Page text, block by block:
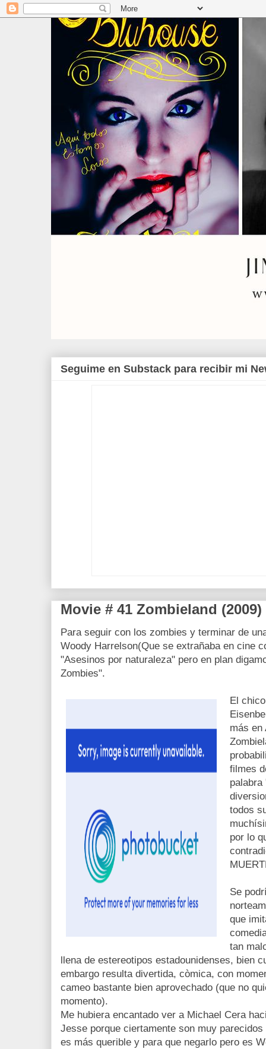
Seguime en Substack para recibir mi
Movie # 41 Zombieland (2009)
Para seguir con los zombies y terminar de
Woody Harrelson(Que se extrañaba en cine
"Asesinos por naturaleza" pero en plan
Zombies".
El
más en
filmes
palabra
todos
por lo
Se
que
tan
llena de estereotipos estadounidenses, bien
embargo resulta divertida, còmica, con
cameo bastante bien aprovechado (que no
momento).
Me hubiera encantado ver a Michael Cera
Jesse porque ciertamente son muy
es más querible y para que negarlo pero es